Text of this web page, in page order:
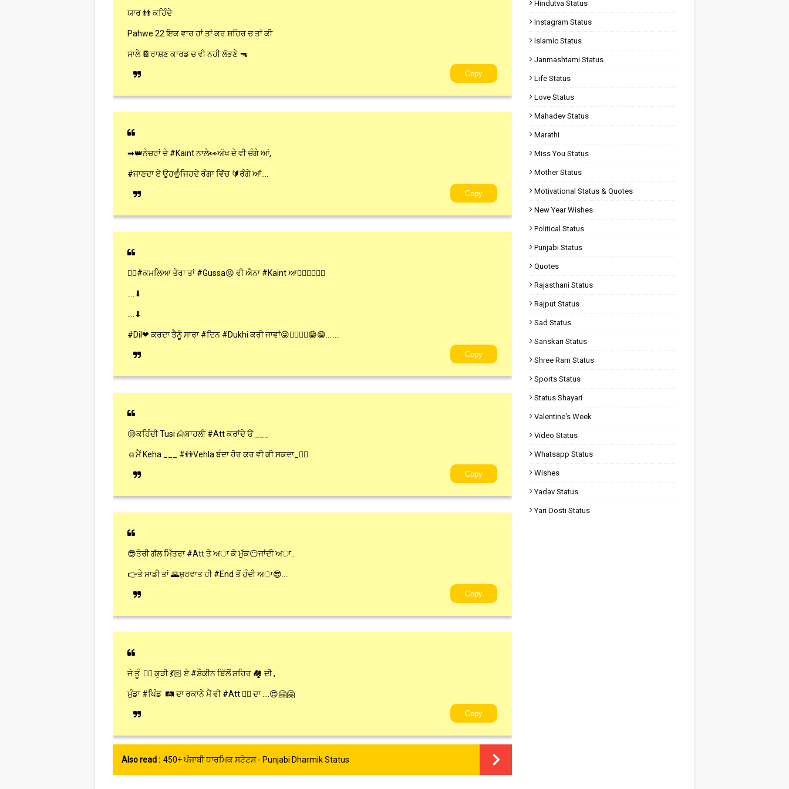
ਯਾਰ 👬 ਕਹਿੰਦੇ
Pahwe 22 ਇਕ ਵਾਰ ਹਾਂ ਤਾਂ ਕਰ ਸ਼ਹਿਰ ਚ ਤਾਂ ਕੀ
ਸਾਲੇ 📔ਰਾਸ਼ਣ ਕਾਰਡ ਚ ਵੀ ਨਹੀ ਲੱਭਣੇ 🔫
Copy
➡👑ਨੇਚਰਾਂ ਦੇ #Kaint ਨਾਲੇ👀ਅੱਖ ਦੇ ਵੀ ਚੰਗੇ ਆਂ,
#ਜਾਣਦਾ ਏ ਉਹ☝ਜਿਹਦੇ ਰੰਗਾ ਵਿੱਚ 🔰ਰੰਗੇ ਆਂ....
Copy
👉🏻#ਕਮਲਿਆ ਤੇਰਾ ਤਾਂ #Gussa😡 ਵੀ ਐਨਾ #Kaint ਆ👌🏻👈🏻😜😜
....⬇
....⬇
#Dil❤ ਕਰਦਾ ਤੈਨੂੰ ਸਾਰਾ #ਦਿਨ #Dukhi ਕਰੀ ਜਾਵਾਂ😜👈🏻👌🏻😁😁........
Copy
😒ਕਹਿੰਦੀ Tusi 🙍ਬਾਹਲੀ #Att ਕਰਾਂਦੇ ੳ ___
☺ਮੈਂ Keha ___ #👬Vehla ਬੰਦਾ ਹੋਰ ਕਰ ਵੀ ਕੀ ਸਕਦਾ_👌🏻
Copy
😎ਤੇਰੀ ਗੱਲ ਮਿੱਤਰਾ #Att ਤੇ ਅਾ ਕੇ ਮੁੱਕ😶ਜਾਂਦੀ ਅਾ..
👉ਤੇ ਸਾਡੀ ਤਾਂ 🌄ਸ਼ੁਰਵਾਤ ਹੀ #End ਤੋਂ ਹੁੰਦੀ ਅਾ😎....
Copy
ਜੇ ਤੂੰ 👉🏻 ਕੁੜੀ 💃🏻 ਏ #ਸ਼ੌਕੀਨ ਬਿੱਲੋਂ ਸ਼ਹਿਰ 🏘 ਦੀ ,
ਮੁੰਡਾ #ਪਿੰਡ 🛤 ਦਾ ਰਕਾਨੇ ਮੈਂ ਵੀ #Att 👌🏻 ਦਾ ....😍🤗🤗
Copy
Also read : 450+ ਪੰਜਾਬੀ ਧਾਰਮਿਕ ਸਟੇਟਸ - Punjabi Dharmik Status
Hindutva Status
Instagram Status
Islamic Status
Janmashtami Status
Life Status
Love Status
Mahadev Status
Marathi
Miss You Status
Mother Status
Motivational Status & Quotes
New Year Wishes
Political Status
Punjabi Status
Quotes
Rajasthani Status
Rajput Status
Sad Status
Sanskari Status
Shree Ram Status
Sports Status
Status Shayari
Valentine's Week
Video Status
Whatsapp Status
Wishes
Yadav Status
Yari Dosti Status